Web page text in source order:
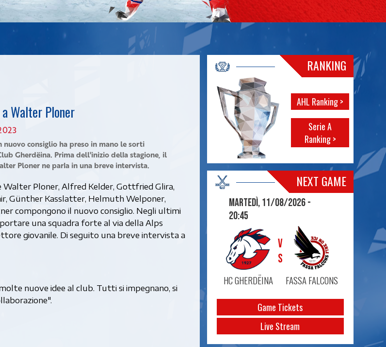
Walter Ploner
nuovo consiglio ha preso in mano le sorti
Gherdëina. Prima dell'inizio della stagione, il
Ploner ne parla in una breve intervista.
Walter Ploner, Alfred Kelder, Gottfried Glira,
Günther Kasslatter, Helmuth Welponer,
compongono il nuovo consiglio. Negli ultimi
una squadra forte al via della Alps
giovanile. Di seguito una breve intervista a
nuove idee al club. Tutti si impegnano, si
RANKING
AHL Ranking >
Serie A
Ranking >
NEXT GAME
Martedì, 11/08/2026 -
20:45
HC GHERDËINA
VS
FASSA FALCONS
Game Tickets
Live Stream